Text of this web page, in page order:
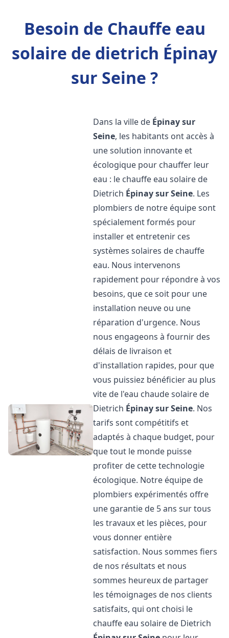
Besoin de Chauffe eau
solaire de dietrich Épinay
sur Seine ?
Dans la ville de Épinay sur
Seine, les habitants ont accès à
une solution innovante et
écologique pour chauffer leur
eau : le chauffe eau solaire de
Dietrich Épinay sur Seine. Les
plombiers de notre équipe sont
spécialement formés pour
installer et entretenir ces
systèmes solaires de chauffe
eau. Nous intervenons
rapidement pour répondre à vos
besoins, que ce soit pour une
installation neuve ou une
réparation d'urgence. Nous
nous engageons à fournir des
délais de livraison et
d'installation rapides, pour que
vous puissiez bénéficier au plus
vite de l'eau chaude solaire de
Dietrich Épinay sur Seine. Nos
tarifs sont compétitifs et
adaptés à chaque budget, pour
que tout le monde puisse
profiter de cette technologie
écologique. Notre équipe de
plombiers expérimentés offre
une garantie de 5 ans sur tous
les travaux et les pièces, pour
vous donner entière
satisfaction. Nous sommes fiers
de nos résultats et nous
sommes heureux de partager
les témoignages de nos clients
satisfaits, qui ont choisi le
chauffe eau solaire de Dietrich